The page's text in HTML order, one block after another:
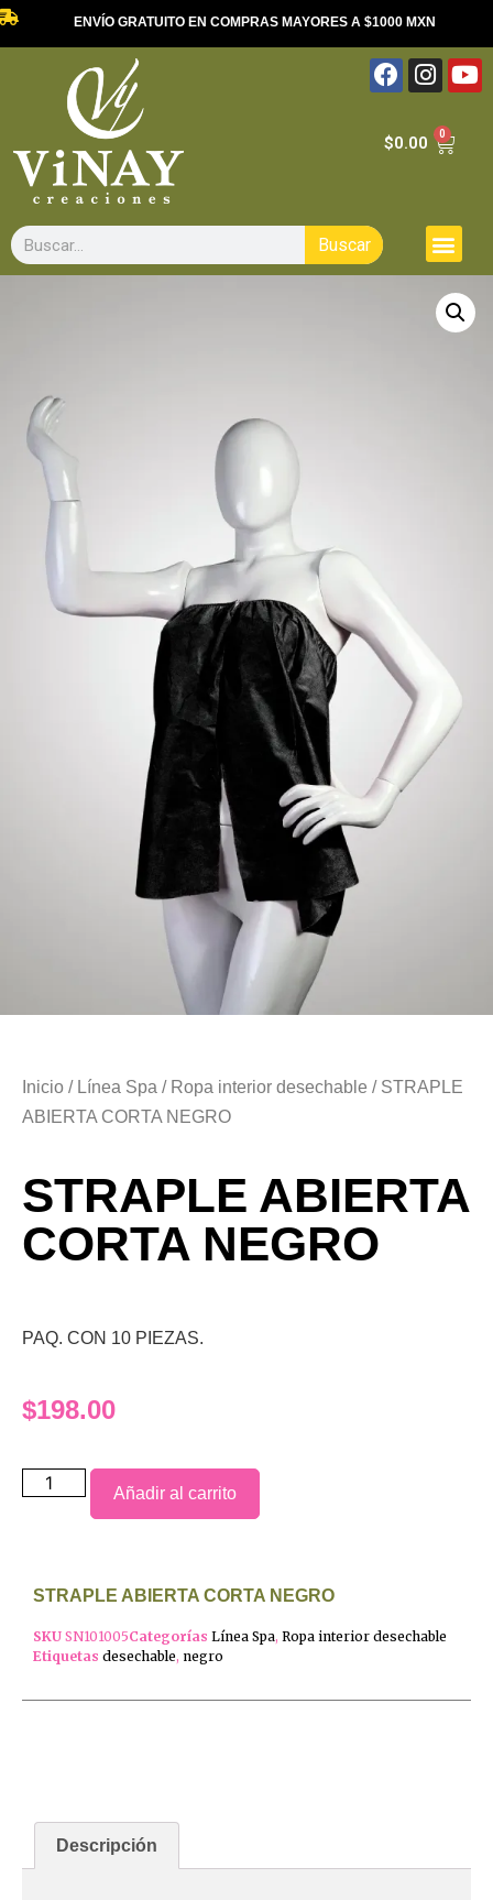
ENVÍO GRATUITO EN COMPRAS MAYORES A $1000 MXN
$0.00 0
Buscar
Inicio / Línea Spa / Ropa interior desechable / STRAPLE
ABIERTA CORTA NEGRO
STRAPLE ABIERTA
CORTA NEGRO
PAQ. CON 10 PIEZAS.
$198.00
Añadir al carrito
STRAPLE ABIERTA CORTA NEGRO
SKU SN101005Categorías Línea Spa, Ropa interior desechable
Etiquetas desechable, negro
Descripción